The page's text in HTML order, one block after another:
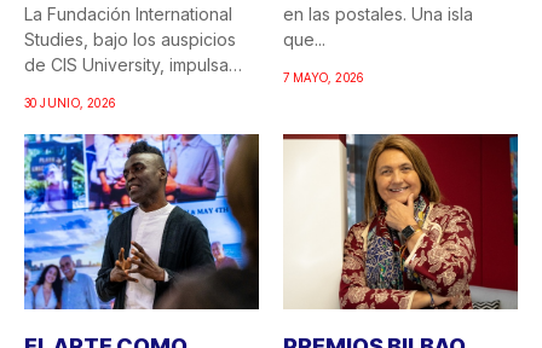
La Fundación International
Studies, bajo los auspicios
de CIS University, impulsa
30 JUNIO, 2026
en las postales. Una isla
que...
7 MAYO, 2026